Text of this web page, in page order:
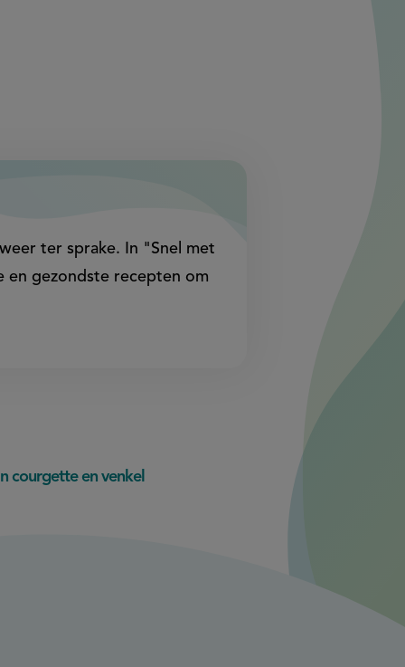
ter sprake. In "Snel met
en gezondste recepten om
courgette en venkel